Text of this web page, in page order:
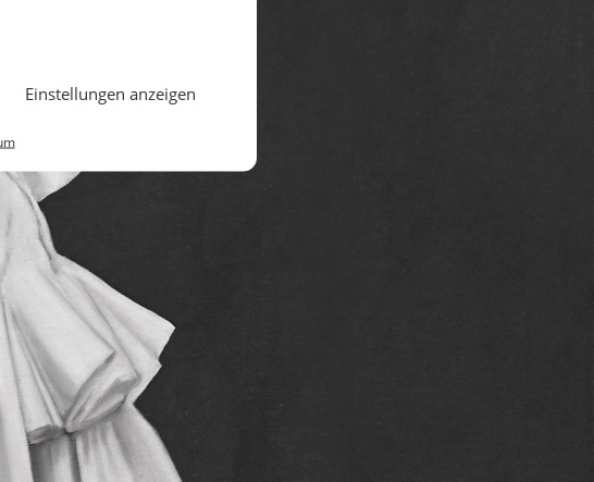
Einstellungen anzeigen